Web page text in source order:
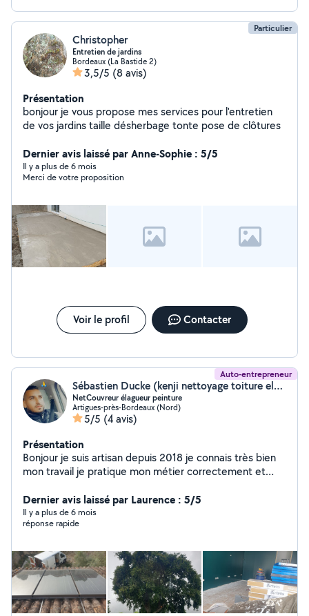
Particulier
Christopher
Entretien de jardins
Bordeaux (La Bastide 2)
3,5/5 (8 avis)
Présentation
bonjour je vous propose mes services pour l'entretien
de vos jardins taille désherbage tonte pose de clôtures
Dernier avis laissé par Anne-Sophie : 5/5
Il y a plus de 6 mois
Merci de votre proposition
Voir le profil Contacter
Auto-entrepreneur
Sébastien Ducke (kenji nettoyage toiture elagage peinture)
NetCouvreur élagueur peinture
Artigues-près-Bordeaux (Nord)
5/5 (4 avis)
Présentation
Bonjour je suis artisan depuis 2018 je connais très bien
mon travail je pratique mon métier correctement et
et polie merci
Dernier avis laissé par Laurence : 5/5
Il y a plus de 6 mois
réponse rapide